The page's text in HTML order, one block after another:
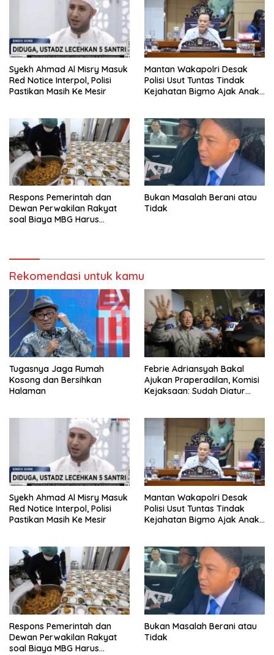
Syekh Ahmad Al Misry Masuk
Red Notice Interpol, Polisi
Pastikan Masih Ke Mesir
Mantan Wakapolri Desak
Polisi Usut Tuntas Tindak
Kejahatan Bigmo Ajak Anak
Respons Pemerintah dan
Dewan Perwakilan Rakyat
soal Biaya MBG Harus
Bukan Masalah Berani atau
Tidak
Rekomendasi untuk kamu
Tugasnya Jaga Rumah
Kosong dan Bersihkan
Halaman
Febrie Adriansyah Bakal
Ajukan Praperadilan, Komisi
Kejaksaan: Sudah Diatur
Syekh Ahmad Al Misry Masuk
Red Notice Interpol, Polisi
Pastikan Masih Ke Mesir
Mantan Wakapolri Desak
Polisi Usut Tuntas Tindak
Kejahatan Bigmo Ajak Anak
Respons Pemerintah dan
Dewan Perwakilan Rakyat
soal Biaya MBG Harus
Bukan Masalah Berani atau
Tidak